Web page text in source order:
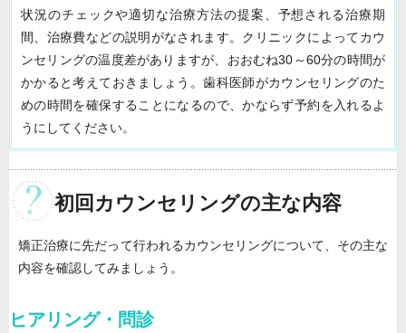
状況のチェックや適切な治療方法の提案、予想される治療期
間、治療費などの説明がなされます。クリニックによってカウ
ンセリングの温度差がありますが、おおむね30～60分の時間が
かかると考えておきましょう。歯科医師がカウンセリングのた
めの時間を確保することになるので、かならず予約を入れるよ
うにしてください。
初回カウンセリングの主な内容
矯正治療に先だって行われるカウンセリングについて、その主な
内容を確認してみましょう。
ヒアリング・問診